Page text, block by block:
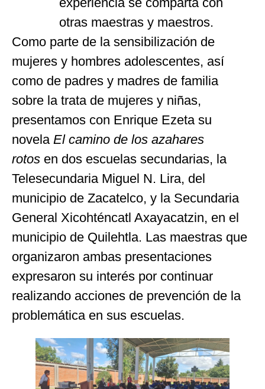
otras maestras y maestros.
Como parte de la sensibilización de
mujeres y hombres adolescentes, así
como de padres y madres de familia
sobre la trata de mujeres y niñas,
presentamos con Enrique Ezeta su
novela El camino de los azahares
rotos en dos escuelas secundarias, la
Telesecundaria Miguel N. Lira, del
municipio de Zacatelco, y la Secundaria
General Xicohténcatl Axayacatzin, en el
municipio de Quilehtla. Las maestras que
organizaron ambas presentaciones
expresaron su interés por continuar
realizando acciones de prevención de la
problemática en sus escuelas.